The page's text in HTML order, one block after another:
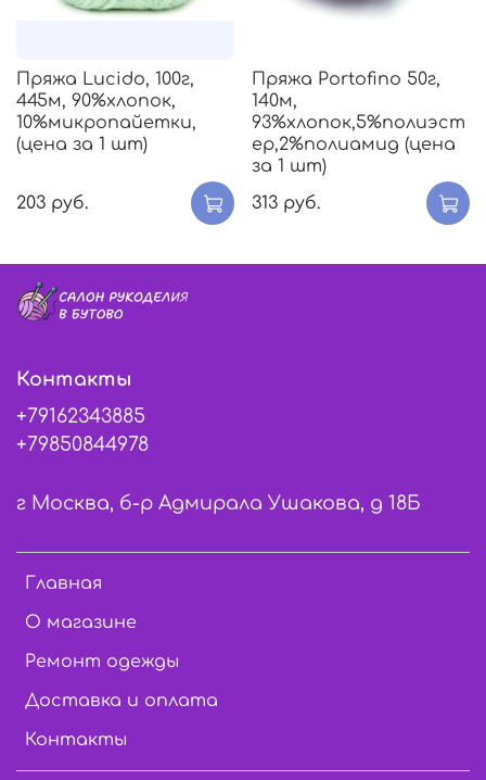
Пряжа Lucido, 100г,
445м, 90%хлопок,
10%микропайетки,
(цена за 1 шт)
203 руб.
Пряжа Portofino 50г,
140м,
93%хлопок,5%полиэст
ер,2%полиамид (цена
за 1 шт)
313 руб.
Главная
О магазине
Ремонт одежды
Доставка и оплата
Контакты
Контакты
+79162343885
+79850844978
г Москва, б-р Адмирала Ушакова, д 18Б